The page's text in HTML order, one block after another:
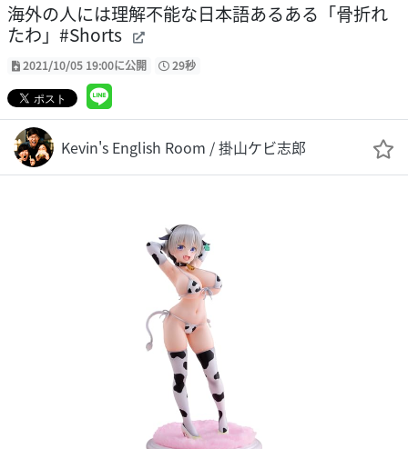
海外の人には理解不能な日本語あるある「骨折れ
たわ」#Shorts
2021/10/05 19:00に公開 29秒
Kevin's English Room / 掛山ケビ志郎